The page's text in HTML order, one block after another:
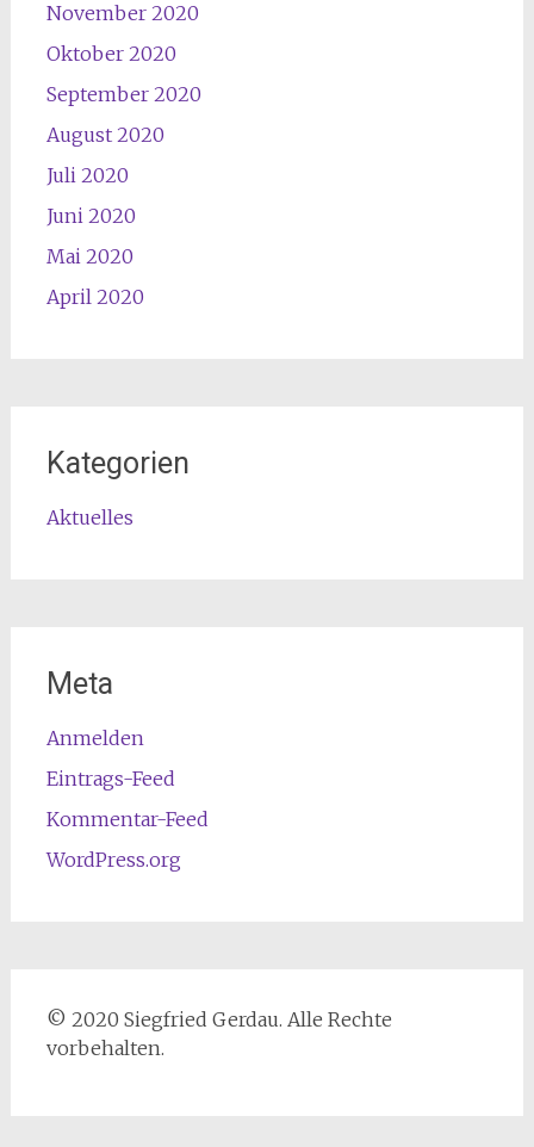
November 2020
Oktober 2020
September 2020
August 2020
Juli 2020
Juni 2020
Mai 2020
April 2020
Kategorien
Aktuelles
Meta
Anmelden
Eintrags-Feed
Kommentar-Feed
WordPress.org
© 2020 Siegfried Gerdau. Alle Rechte
vorbehalten.